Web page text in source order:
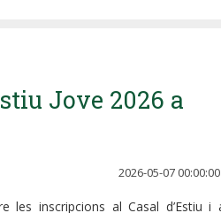
Jove 2026 a
2026-05-07 00:00:00
les inscripcions al Casal d’Estiu i